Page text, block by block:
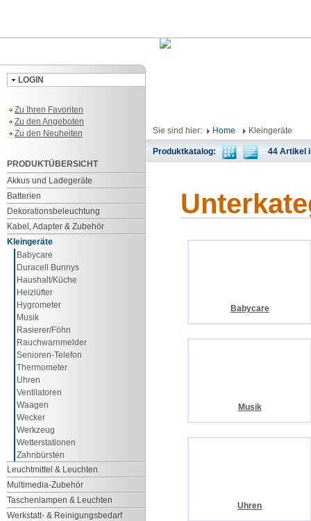
LOGIN
Zu Ihren Favoriten
Zu den Angeboten
Zu den Neuheiten
PRODUKTÜBERSICHT
Akkus und Ladegeräte
Batterien
Dekorationsbeleuchtung
Kabel, Adapter & Zubehör
Kleingeräte
Babycare
Duracell Bunnys
Haushalt/Küche
Heizlüfter
Hygrometer
Musik
Rasierer/Föhn
Rauchwarnmelder
Senioren-Telefon
Thermometer
Uhren
Ventilatoren
Waagen
Wecker
Werkzeug
Wetterstationen
Zahnbürsten
Leuchtmittel & Leuchten
Multimedia-Zubehör
Taschenlampen & Leuchten
Werkstatt- & Reinigungsbedarf
Sie sind hier: Home Kleingeräte
Produktkatalog: 44 Artikel
Babycare
Musik
Uhren